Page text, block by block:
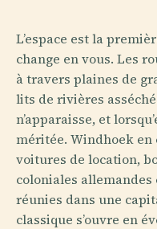
L’espace est la
change en vous. Les
à travers plaines de
lits de rivières
n’apparaisse, et
méritée. Windhoek
voitures de location,
coloniales
réunies dans une
classique s’ouvre en